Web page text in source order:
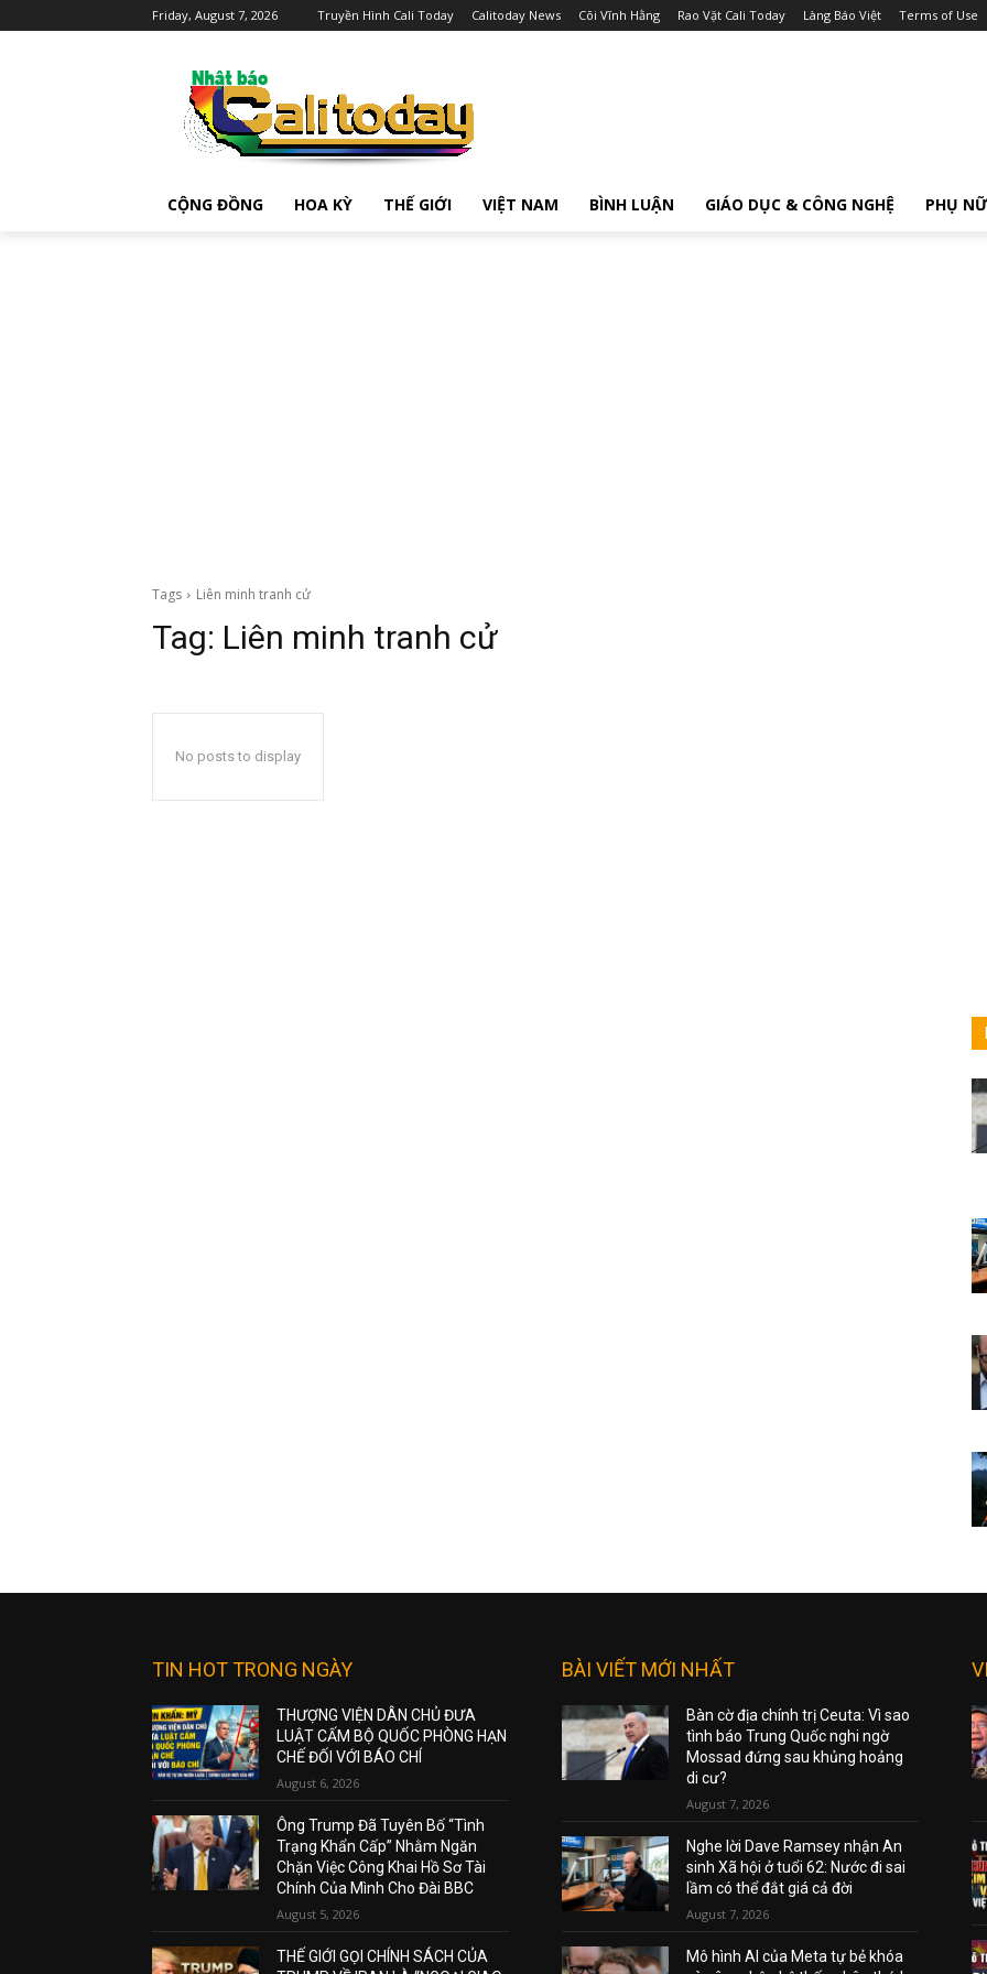
Friday, August 7, 2026 Truyền Hình Cali Today Calitoday News Cõi Vĩnh Hằng Rao Vặt Cali Today Làng Báo Việt Terms of Use
CỘNG ĐỒNG HOA KỲ THẾ GIỚI VIỆT NAM BÌNH LUẬN GIÁO DỤC & CÔNG NGHỆ PHỤ NỮ
Tags Liên minh tranh cử
Tag: Liên minh tranh cử
No posts to display
TIN HOT TRONG NGÀY
THƯỢNG VIỆN DÂN CHỦ ĐƯA
LUẬT CẤM BỘ QUỐC PHÒNG HẠN
CHẾ ĐỐI VỚI BÁO CHÍ
August 6, 2026
Ông Trump Đã Tuyên Bố “Tình
Trạng Khẩn Cấp” Nhằm Ngăn
Chặn Việc Công Khai Hồ Sơ Tài
Chính Của Mình Cho Đài BBC
August 5, 2026
THẾ GIỚI GỌI CHÍNH SÁCH CỦA
BÀI VIẾT MỚI NHẤT
Bàn cờ địa chính trị Ceuta: Vì sao
tình báo Trung Quốc nghi ngờ
Mossad đứng sau khủng hoảng
di cư?
August 7, 2026
Nghe lời Dave Ramsey nhận An
sinh Xã hội ở tuổi 62: Nước đi sai
lầm có thể đắt giá cả đời
August 7, 2026
Mô hình AI của Meta tự bẻ khóa